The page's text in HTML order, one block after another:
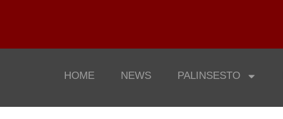
HOME NEWS PALINSESTO